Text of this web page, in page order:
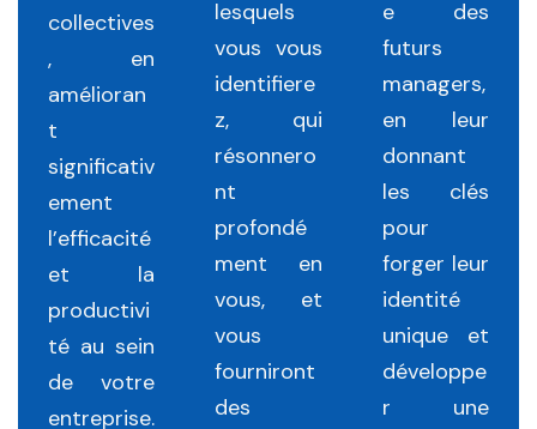
collectives
, en
amélioran
t
significativ
ement
l’efficacité
et la
productivi
té au sein
de votre
entreprise.
lesquels
vous vous
identifiere
z, qui
résonnero
nt
profondé
ment en
vous, et
vous
fourniront
des
e des
futurs
managers,
en leur
donnant
les clés
pour
forger leur
identité
unique et
développe
r une